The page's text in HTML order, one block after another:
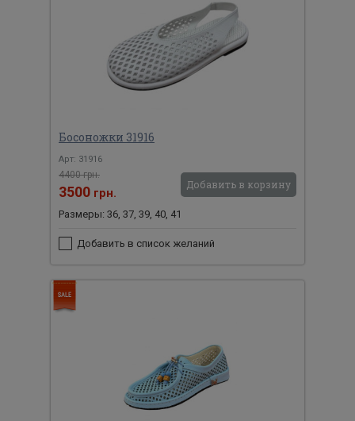
Босоножки 31916
Арт: 31916
4400 грн.
3500 грн.
Добавить в корзину
Размеры: 36, 37, 39, 40, 41
Добавить в список желаний